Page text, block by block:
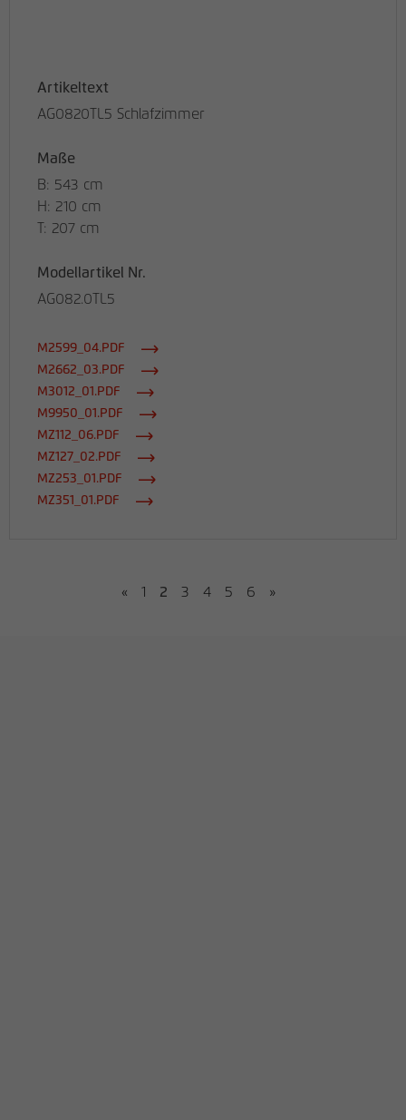
Artikeltext
AG0820TL5 Schlafzimmer
Maße
B: 543 cm
H: 210 cm
T: 207 cm
Modellartikel Nr.
AG082.0TL5
M2599_04.PDF
M2662_03.PDF
M3012_01.PDF
M9950_01.PDF
MZ112_06.PDF
MZ127_02.PDF
MZ253_01.PDF
MZ351_01.PDF
« 1 2 3 4 5 6 »